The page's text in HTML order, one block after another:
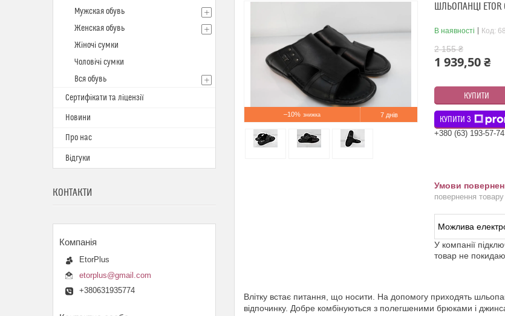
–10% 7 днів
ШЛЬОПАНЦІ
В наявності Код:
2 155 ₴
1 939,50 ₴
КУПИТИ
КУПИТИ З
+380 (63) 193-57-74
повернення
У компанії
товар не
Влітку встає питання, що носити. На допомогу приходять
відпочинку. Добре комбінуються з полегшеними брюками і
Мужская обувь
Женская обувь
Жіночі сумки
Чоловічі сумки
Вся обувь
Сертифікати та ліцензії
Новини
Про нас
Відгуки
КОНТАКТИ
EtorPlus
etorplus@gmail.com
+380631935774